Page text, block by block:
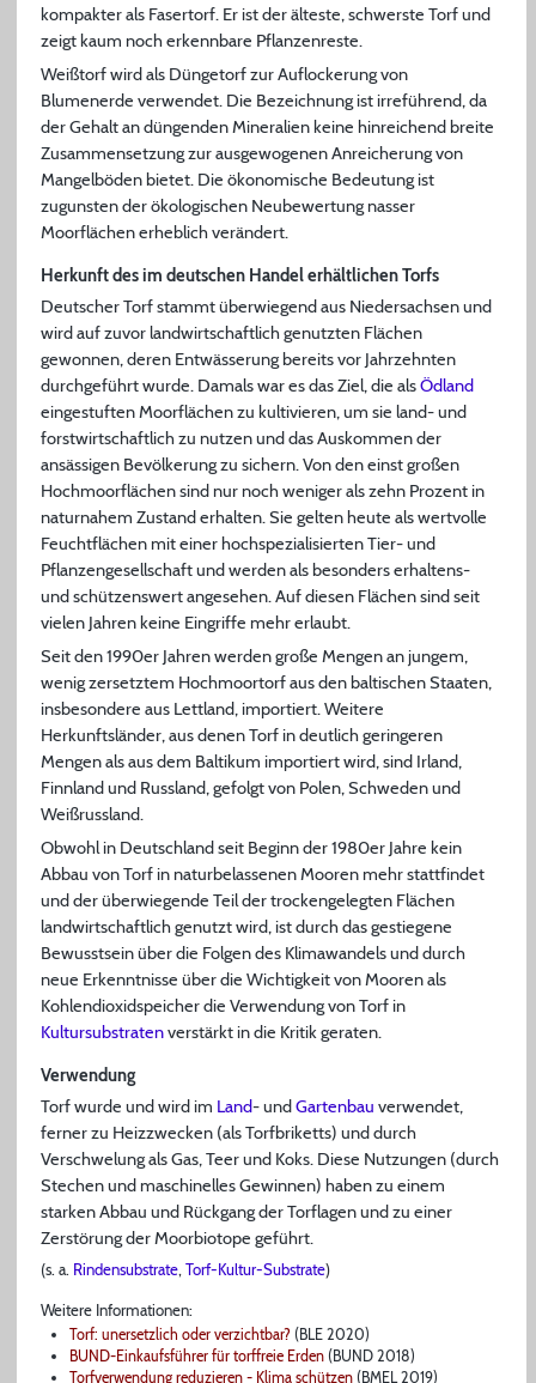
kompakter als Fasertorf. Er ist der älteste, schwerste Torf und
zeigt kaum noch erkennbare Pflanzenreste.
Weißtorf wird als Düngetorf zur Auflockerung von
Blumenerde verwendet. Die Bezeichnung ist irreführend, da
der Gehalt an düngenden Mineralien keine hinreichend breite
Zusammensetzung zur ausgewogenen Anreicherung von
Mangelböden bietet. Die ökonomische Bedeutung ist
zugunsten der ökologischen Neubewertung nasser
Moorflächen erheblich verändert.
Herkunft des im deutschen Handel erhältlichen Torfs
Deutscher Torf stammt überwiegend aus Niedersachsen und
wird auf zuvor landwirtschaftlich genutzten Flächen
gewonnen, deren Entwässerung bereits vor Jahrzehnten
durchgeführt wurde. Damals war es das Ziel, die alsÖdland
eingestuften Moorflächen zu kultivieren, um sie land- und
forstwirtschaftlich zu nutzen und das Auskommen der
ansässigen Bevölkerung zu sichern. Von den einst großen
Hochmoorflächen sind nur noch weniger als zehn Prozent in
naturnahem Zustand erhalten. Sie gelten heute als wertvolle
Feuchtflächen mit einer hochspezialisierten Tier- und
Pflanzengesellschaft und werden als besonders erhaltens-
und schützenswert angesehen. Auf diesen Flächen sind seit
vielen Jahren keine Eingriffe mehr erlaubt.
Seit den 1990er Jahren werden große Mengen an jungem,
wenig zersetztem Hochmoortorf aus den baltischen Staaten,
insbesondere aus Lettland, importiert. Weitere
Herkunftsländer, aus denen Torf in deutlich geringeren
Mengen als aus dem Baltikum importiert wird, sind Irland,
Finnland und Russland, gefolgt von Polen, Schweden und
Weißrussland.
Obwohl in Deutschland seit Beginn der 1980er Jahre kein
Abbau von Torf in naturbelassenen Mooren mehr stattfindet
und der überwiegende Teil der trockengelegten Flächen
landwirtschaftlich genutzt wird, ist durch das gestiegene
Bewusstsein über die Folgen des Klimawandels und durch
neue Erkenntnisse über die Wichtigkeit von Mooren als
Kohlendioxidspeicher die Verwendung von Torf in
Kultursubstratenverstärkt in die Kritik geraten.
Verwendung
Torf wurde und wird im Land- undGartenbau verwendet,
ferner zu Heizzwecken (als Torfbriketts) und durch
Verschwelung als Gas, Teer und Koks. Diese Nutzungen (durch
Stechen und maschinelles Gewinnen) haben zu einem
starken Abbau und Rückgang der Torflagen und zu einer
Zerstörung der Moorbiotope geführt.
(s. a. Rindensubstrate, Torf-Kultur-Substrate)
Weitere Informationen:
Torf: unersetzlich oder verzichtbar? (BLE 2020)
BUND-Einkaufsführer für torffreie Erden (BUND 2018)
Torfverwendung reduzieren - Klima schützen (BMEL 2019)